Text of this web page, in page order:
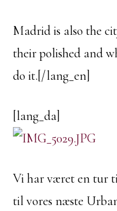
Madrid is also the
their polished and
do it.[/lang_en]
[lang_da]
Vi har været en tur
til vores næste